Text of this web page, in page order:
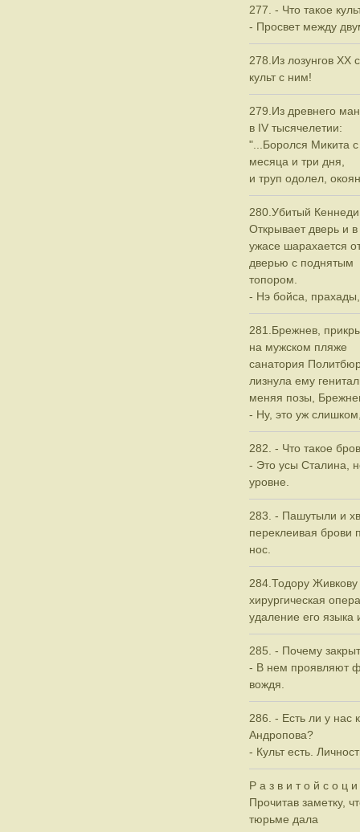
277. - Что такое
- Просвет между
278.Из лозунгов ХХ
культ с ним!
279.Из древнего
в IV тысячелетии:
"...Боролся Микита с
месяца и три дня,
и труп одолел,
280.Убитый Кеннеди
Открывает дверь и в
ужасе шарахается
дверью с поднятым
топором.
- Нэ бойса,
281.Брежнев,
на мужском пляже
санатория
лизнула ему
меняя позы,
- Ну, это уж
282. - Что такое
- Это усы Сталина,
уровне.
283. - Пашутыли и
переклеивая брови
нос.
284.Тодору
хирургическая
удаление его
285. - Почему
- В нем проявляют
вождя.
286. - Есть ли у нас
Андропова?
- Культ есть.
Р а з в и т о й с о ц
Прочитав заметку,
тюрьме дала